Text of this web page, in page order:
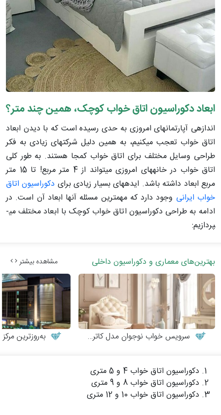
ابعاد دکوراسیون اتاق خواب کوچک، همین چند متر؟
اندازه­ی آپارتمان­های امروزی به حدی رسیده است که با دیدن ابعاد
اتاق خواب تعجب می­کنیم، به همین دلیل شرکت­های زیادی به فکر
طراحی وسایل مختلف برای اتاق خواب کمجا هستند. به طور کلی
اتاق خواب در خانه­های امروزی می­تواند از 4 متر مربع! تا 15 متر
مربع ابعاد داشته باشد. ایده­های بسیار زیادی برای دکوراسیون اتاق
خواب ایرانی وجود دارد که مهم­ترین مسئله آنها ابعاد آن است. در
ادامه به طراحی دکوراسیون اتاق خواب کوچک با ابعاد مختلف می­
پردازیم:
بهترین‌های معماری و دکوراسیون داخلی مشاهده بیشتر
سرویس خواب نوجوان مدل کاترینا به‌روزترین مرکز
دکوراسیون اتاق خواب 4 و 5 متری
دکوراسیون اتاق خواب 8 و 9 متری
دکوراسیون اتاق خواب 10 و 12 متری